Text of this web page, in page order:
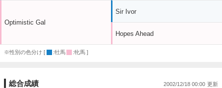
Optimistic Gal
Sir Ivor
Hopes Ahead
※性別の色分け [ :牡馬 :牝馬 ]
総合成績 2002/12/18 00:00